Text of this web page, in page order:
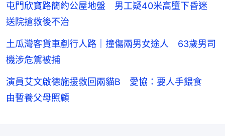
屯門欣寶路簡約公屋地盤 男工疑40米高墮下昏迷
送院搶救後不治
土瓜灣客貨車剷行人路｜撞傷兩男女途人 63歲男司
機涉危駕被捕
演員艾文啟德施援救回兩貓B 愛協：要人手餵食
由暫養父母照顧